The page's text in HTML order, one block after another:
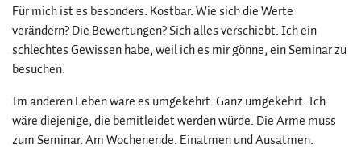
Für mich ist es besonders. Kostbar. Wie sich die Werte
verändern? Die Bewertungen? Sich alles verschiebt. Ich ein
schlechtes Gewissen habe, weil ich es mir gönne, ein Seminar zu
besuchen.
Im anderen Leben wäre es umgekehrt. Ganz umgekehrt. Ich
wäre diejenige, die bemitleidet werden würde. Die Arme muss
zum Seminar. Am Wochenende. Einatmen und Ausatmen.